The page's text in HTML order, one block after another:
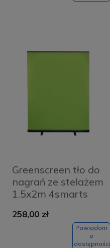
Greenscreen tło do
nagrań ze stelażem
1.5x2m 4smarts
258,00 zł
Powiadom
o
dostępności